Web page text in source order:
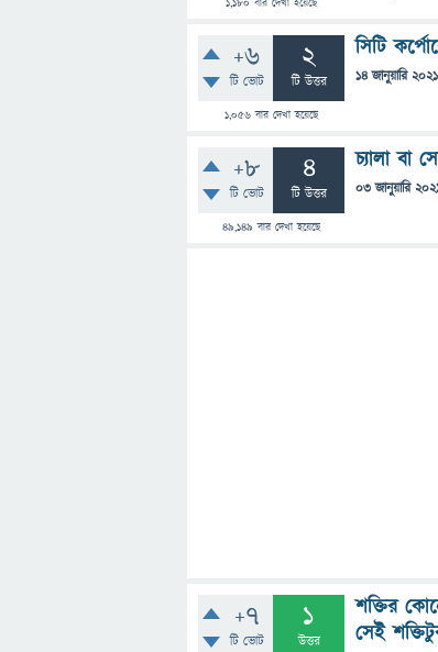
1,180 বার দেখা হয়েছে
+6
টি ভোট
2
টি উত্তর
1,056 বার দেখা হয়েছে
সিটি
14 জানুয়ারি 2021
+8
টি ভোট
4
টি উত্তর
49,149 বার দেখা হয়েছে
চ্যালা বা
03 জানুয়ারি
+7
টি ভোট
1
উত্তর
শক্তির
সেই